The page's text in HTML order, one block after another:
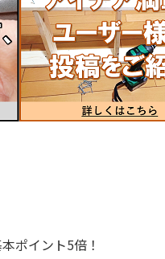
ポイント5倍！